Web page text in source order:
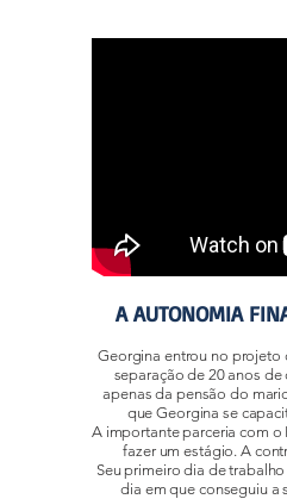
A AUTONOMIA
Georgina entrou no projeto
separação de 20 anos de
apenas da pensão do
que Georgina se
A importante parceria com o
fazer um estágio. A
Seu primeiro dia de
dia em que conseguiu a